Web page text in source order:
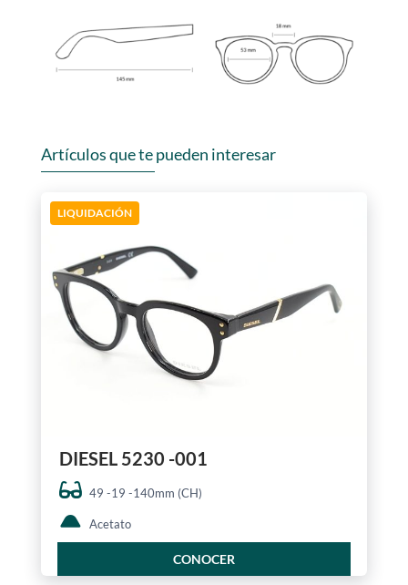
Artículos que te pueden interesar
LIQUIDACIÓN
DIESEL 5230 -001
49 -19 -140mm (CH)
Acetato
CONOCER